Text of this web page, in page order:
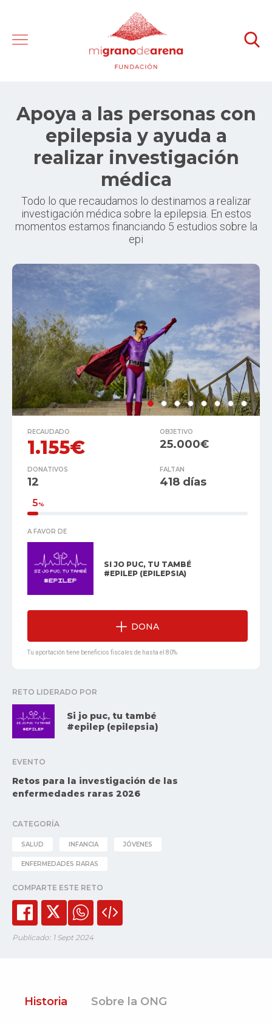
Apoya a las personas con
epilepsia y ayuda a
realizar investigación
médica
Todo lo que recaudamos lo destinamos a realizar
investigación médica sobre la epilepsia. En estos
momentos estamos financiando 5 estudios sobre la
epi
RECAUDADO
1.155€
OBJETIVO
25.000€
DONATIVOS
12
FALTAN
418 días
5%
A FAVOR DE
SI JO PUC, TU TAMBÉ
#EPILEP (EPILEPSIA)
DONA
Tu aportación tiene beneficios fiscales de hasta el 80%
RETO LIDERADO POR
Si jo puc, tu també
#epilep (epilepsia)
EVENTO
Retos para la investigación de las
enfermedades raras 2026
CATEGORÍA
SALUD INFANCIA JÓVENES
ENFERMEDADES RARAS
COMPARTE ESTE RETO
Publicado: 1 Sept 2024
Historia Sobre la ONG